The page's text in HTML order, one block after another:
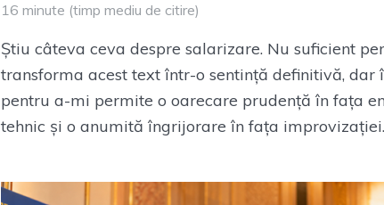
16 minute (timp mediu de citire)
Știu câteva ceva despre salarizare. Nu suficient
transforma acest text într-o sentință definitivă, dar
pentru a-mi permite o oarecare prudență în fața
tehnic și o anumită îngrijorare în fața